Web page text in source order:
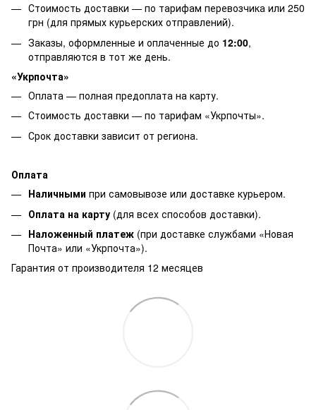
Стоимость доставки — по тарифам перевозчика или 250
грн (для прямых курьерских отправлений).
Заказы, оформленные и оплаченные до 12:00,
отправляются в тот же день.
«Укрпочта»
Оплата — полная предоплата на карту.
Стоимость доставки — по тарифам «Укрпочты».
Срок доставки зависит от региона.
Оплата
Наличными при самовывозе или доставке курьером.
Оплата на карту (для всех способов доставки).
Наложенный платеж (при доставке службами «Новая
Почта» или «Укрпочта»).
Гарантия от производителя 12 месяцев